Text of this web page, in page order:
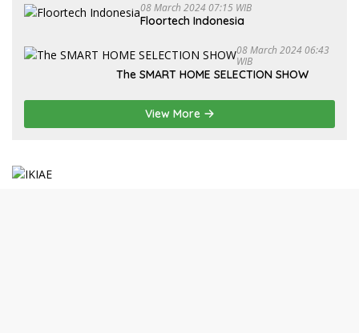
08 March 2024 07:15 WIB
Floortech Indonesia
08 March 2024 06:43
WIB
The SMART HOME SELECTION SHOW
View More